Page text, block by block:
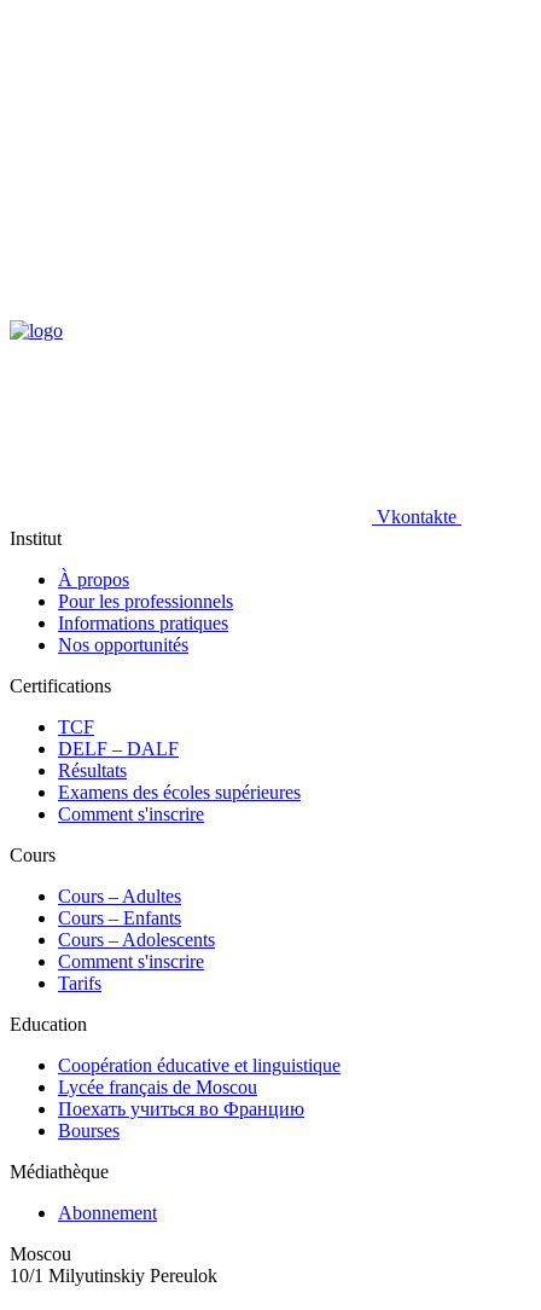
Vkontakte
Institut
À propos
Pour les professionnels
Informations pratiques
Nos opportunités
Certifications
TCF
DELF – DALF
Résultats
Examens des écoles supérieures
Comment s'inscrire
Cours
Сours – Adultes
Cours – Enfants
Cours – Adolescents
Comment s'inscrire
Tarifs
Education
Coopération éducative et linguistique
Lycée français de Moscou
Поехать учиться во Францию
Bourses
Médiathèque
Abonnement
Moscou
10/1 Milyutinskiy Pereulok